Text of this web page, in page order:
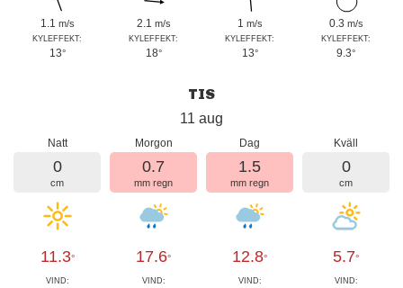
1.1 m/s
KYLEFFEKT:
13°
2.1 m/s
KYLEFFEKT:
18°
1 m/s
KYLEFFEKT:
13°
0.3 m/s
KYLEFFEKT:
9.3°
TIS
11 aug
Natt
0
cm
11.3°
VIND:
Morgon
0.7
mm regn
17.6°
VIND:
Dag
1.5
mm regn
12.8°
VIND:
Kväll
0
cm
5.7°
VIND: